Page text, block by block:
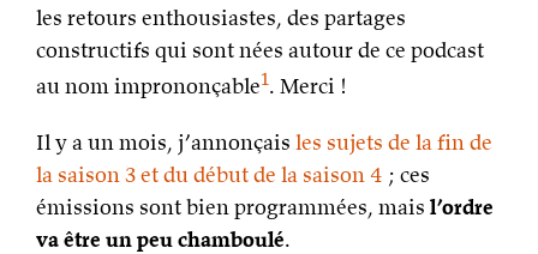
les retours enthousiastes, des partages
constructifs qui sont nées autour de ce podcast
au nom imprononçable1. Merci !
Il y a un mois, j’annonçais les sujets de la fin de
la saison 3 et du début de la saison 4 ; ces
émissions sont bien programmées, mais l’ordre
va être un peu chamboulé.